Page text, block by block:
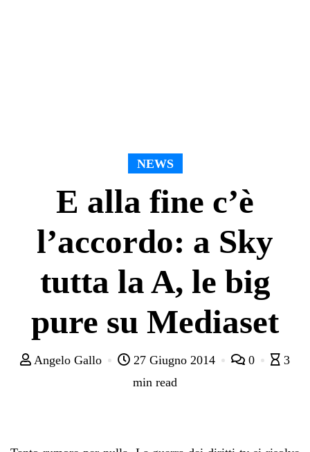
NEWS
E alla fine c’è
l’accordo: a Sky
tutta la A, le big
pure su Mediaset
Angelo Gallo 27 Giugno 2014 0
3
min read